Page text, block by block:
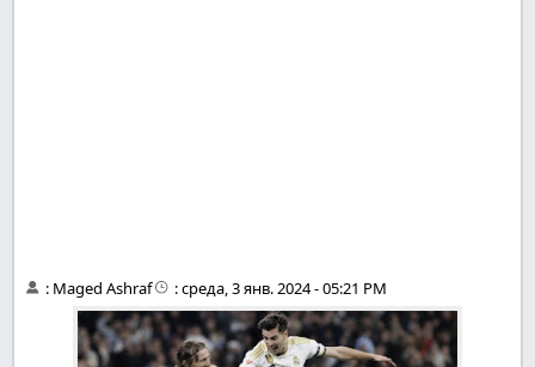
: Maged Ashraf :среда, 3 янв. 2024 - 05:21 PM